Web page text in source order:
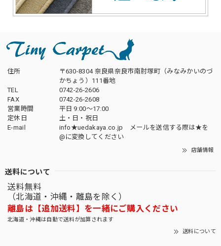
住所
〒630-8304 奈良県奈良市南肘塚町（みなみかいのづ
かちょう）111番地
TEL
0742-26-2606
FAX
0742-26-2608
営業時間
平日 9:00～17:00
定休日
土・日・祝日
E-mail
info★uedakaya.co.jp メールを送信する際は★を
@に変換してください
店舗情報
送料について
送料無料
（北海道・沖縄・離島を除く）
離島は【追加送料】を一緒にご購入ください
北海道・沖縄は自動で送料が加算されます
送料について